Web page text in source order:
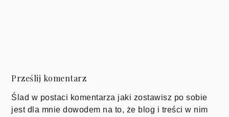
Prześlij komentarz
Ślad w postaci komentarza jaki zostawisz po sobie
jest dla mnie dowodem na to, że blog i treści w nim